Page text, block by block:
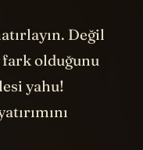
Değil
fark olduğunu
yahu!